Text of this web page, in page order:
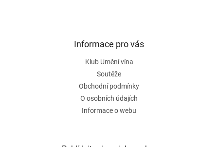
Informace pro vás
Klub Umění vína
Soutěže
Obchodní podmínky
O osobních údajích
Informace o webu